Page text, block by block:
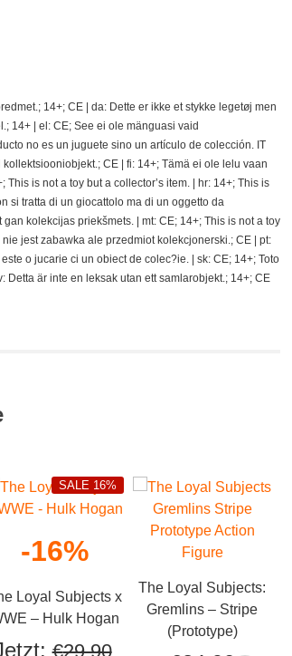
14+; CE | da: Dette er ikke et stykke legetøj men
14+ | el: CE; See ei ole mänguasi vaid
no es un juguete sino un artículo de colección. IT
CE | fi: 14+; Tämä ei ole lelu vaan
is not a toy but a collector’s item. | hr: 14+; This is
si tratta di un giocattolo ma di un oggetto da
kolekcijas priekšmets. | mt: CE; 14+; This is not a toy
jest zabawka ale przedmiot kolekcjonerski.; CE | pt:
o jucarie ci un obiect de colec?ie. | sk: CE; 14+; Toto
Detta är inte en leksak utan ett samlarobjekt.; 14+; CE
-16%
Loyal Subjects x
– Hulk Hogan
SALE 16%
€29,90
The Loyal Subjects:
Gremlins – Stripe
(Prototype)